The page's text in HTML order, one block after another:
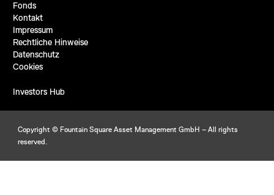
Fonds
Kontakt
Impressum
Rechtliche Hinweise
Datenschutz
Cookies
Investors Hub
Copyright © Fountain Square Asset Management GmbH – All rights
reserved.